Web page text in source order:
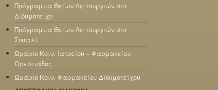
Πρόγραμμα Θείων Λειτουργιών στο
Διδυμότειχο
Πρόγραμμα Θείων Λειτουργιών στο
Σουφλί
Ωράριο Κοιν. Ιατρείου – Φαρμακείου
Ορεστιάδος
Ωράριο Κοιν. Φαρμακείου Διδυμοτείχου